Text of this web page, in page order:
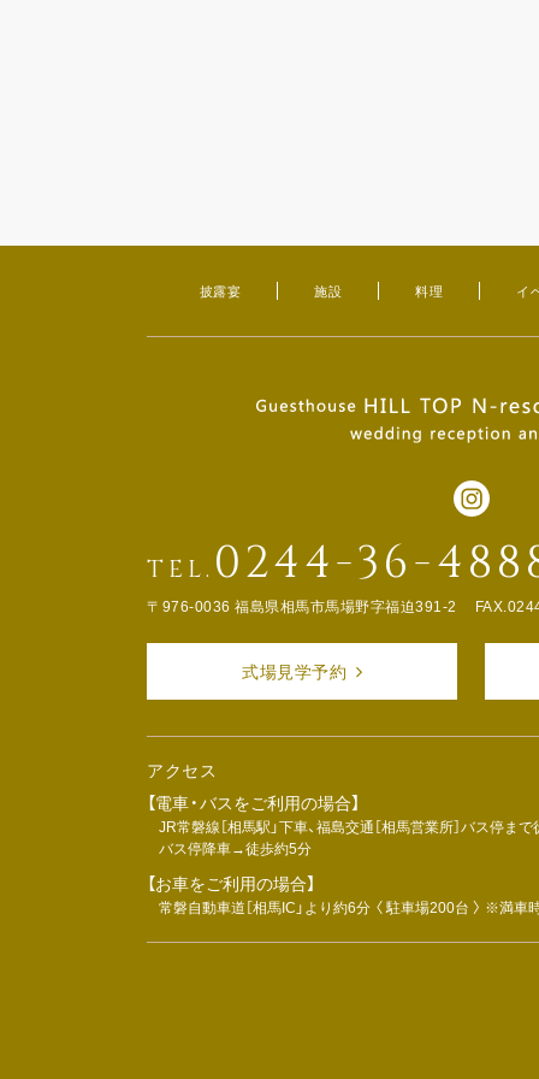
披露宴 施設 料理 イ
TEL. 0244-36-
〒976-0036 福島県相馬市馬場野字福迫391-2
式場見学予約
アクセス
【電車・バスをご利用の場合】
JR常磐線［相馬駅」下車、福島交通［相馬営業所］バス停ま
バス停降車→徒歩約5分
【お車をご利用の場合】
常磐自動車道［相馬IC」より約6分 〈 駐車場200台 〉 ※満車